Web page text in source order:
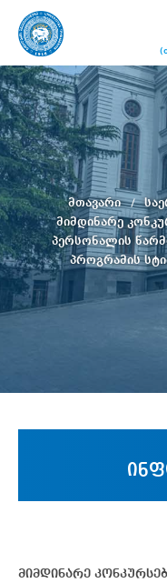
მთავარი
მიმდინარე
პერსონალის
პროგრამის
მიმდინარე